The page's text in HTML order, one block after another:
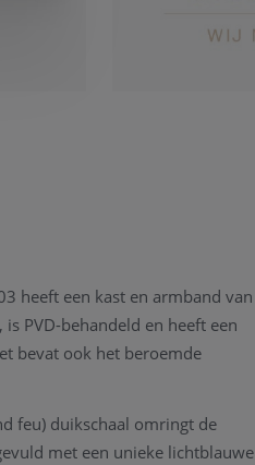
heeft een kast en armband van
PVD-behandeld en heeft een
bevat ook het beroemde
feu) duikschaal omringt de
met een unieke lichtblauwe